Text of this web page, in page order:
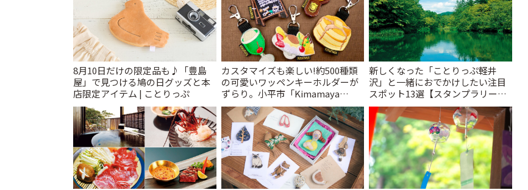
8月10日だけの限定品も♪「豊島
屋」で見つける鳩の日グッズと本
店限定アイテム | ことりっぷ
カスタマイズも楽しい!約500種類
の可愛いワッペンキーホルダーが
ずらり。小平市「Kimamaya
T&K」 | ことりっぷ
新しくなった「ことりっぷ軽井
沢」と一緒におでかけしたい注目
スポット13選【スタンプラリー開
催中】 | ことりっぷ